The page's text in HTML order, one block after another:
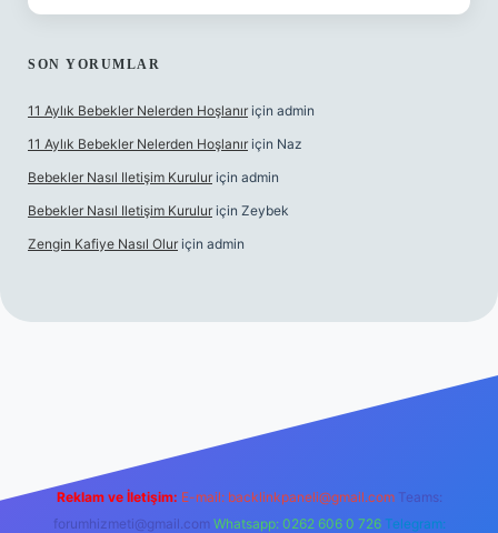
SON YORUMLAR
11 Aylık Bebekler Nelerden Hoşlanır için admin
11 Aylık Bebekler Nelerden Hoşlanır için Naz
Bebekler Nasıl Iletişim Kurulur için admin
Bebekler Nasıl Iletişim Kurulur için Zeybek
Zengin Kafiye Nasıl Olur için admin
Reklam ve İletişim: E-mail: backlinkpaneli@gmail.com Teams:
forumhizmeti@gmail.com Whatsapp: 0262 606 0 726 Telegram: